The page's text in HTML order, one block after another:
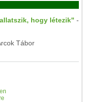
hogy létezik" -
Tábor